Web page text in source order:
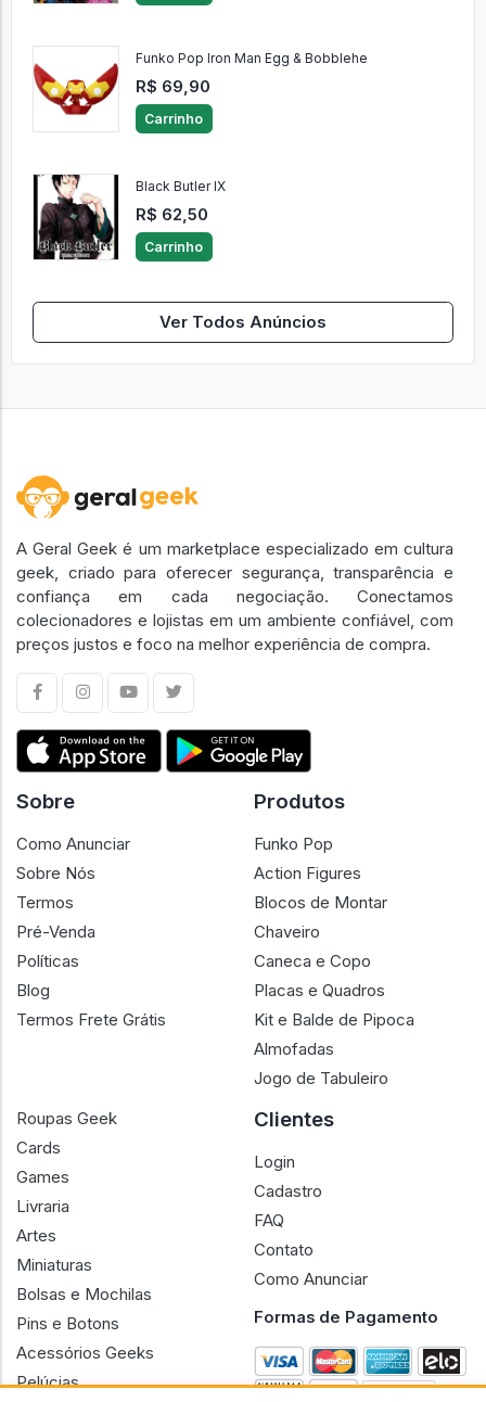
Funko Pop Iron Man Egg & Bobblehe
R$ 69,90
Carrinho
Black Butler IX
R$ 62,50
Carrinho
Ver Todos Anúncios
A Geral Geek é um marketplace especializado em cultura
geek, criado para oferecer segurança, transparência e
confiança em cada negociação. Conectamos
colecionadores e lojistas em um ambiente confiável, com
preços justos e foco na melhor experiência de compra.
Sobre
Como Anunciar
Sobre Nós
Termos
Pré-Venda
Políticas
Blog
Termos Frete Grátis
Produtos
Funko Pop
Action Figures
Blocos de Montar
Chaveiro
Caneca e Copo
Placas e Quadros
Kit e Balde de Pipoca
Almofadas
Jogo de Tabuleiro
Roupas Geek
Cards
Games
Livraria
Artes
Miniaturas
Bolsas e Mochilas
Pins e Botons
Acessórios Geeks
Pelúcias
Clientes
Login
Cadastro
FAQ
Contato
Como Anunciar
Formas de Pagamento